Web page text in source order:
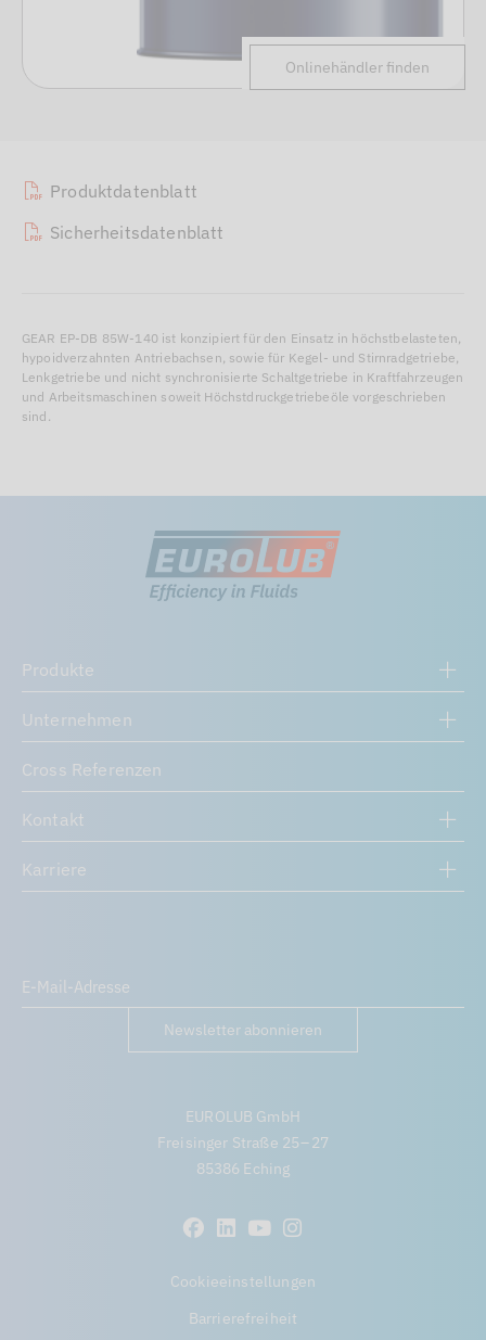
Produktdatenblatt
Sicherheitsdatenblatt
GEAR EP-DB 85W-140 ist konzipiert für den Einsatz in höchstbelasteten,
hypoidverzahnten Antriebachsen, sowie für Kegel- und Stirnradgetriebe,
Lenkgetriebe und nicht synchronisierte Schaltgetriebe in Kraftfahrzeugen
und Arbeitsmaschinen soweit Höchstdruckgetriebeöle vorgeschrieben
sind.
Onlinehändler finden
Produkte
Unternehmen
Cross Referenzen
Kontakt
Karriere
Newsletter abonnieren
EUROLUB GmbH
Freisinger Straße 25 – 27
85386 Eching
Cookieeinstellungen
Barrierefreiheit